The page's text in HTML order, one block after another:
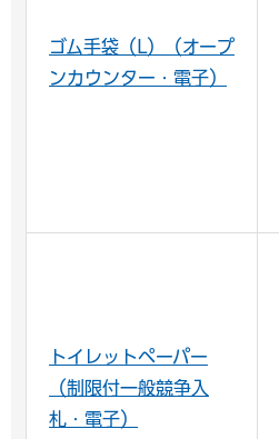
ゴム手袋（L）（オープ
ンカウンター・電子）
トイレットペーパー
（制限付一般競争入
札・電子）